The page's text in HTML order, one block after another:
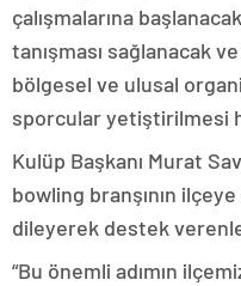
çalışmalarına
tanışması sağlanacak
bölgesel ve ulusal
sporcular yetiştirilmesi
Kulüp Başkanı Murat
bowling branşının ilçeye
dileyerek destek
“Bu önemli adımın